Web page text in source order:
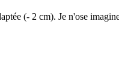
(- 2 cm). Je n'ose